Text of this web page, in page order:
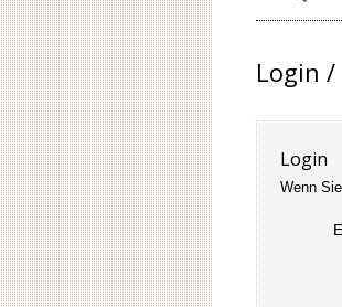
Login /
Login
Wenn